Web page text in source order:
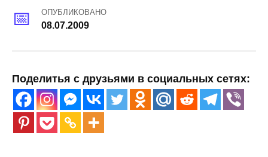
ОПУБЛИКОВАНО
08.07.2009
Поделитья с друзьями в социальных сетях: